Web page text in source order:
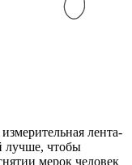
лента-
лучше, чтобы
мерок человек